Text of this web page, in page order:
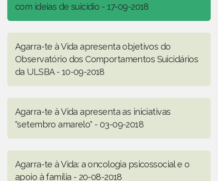
com ideias de suicídio - 17-09-2018
Agarra-te à Vida apresenta objetivos do
Observatório dos Comportamentos Suicidários
da ULSBA - 10-09-2018
Agarra-te à Vida apresenta as iniciativas
"setembro amarelo" - 03-09-2018
Agarra-te à Vida: a oncologia psicossocial e o
apoio à família - 20-08-2018